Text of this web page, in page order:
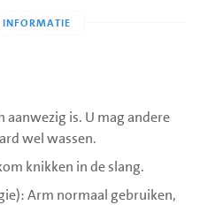
van uw operatie en
blijven.
knop is ingedrukt (zie
dan het opvangflesje:
aanwezig is. U mag andere
wel wassen.
knikken in de slang.
Arm normaal gebruiken,